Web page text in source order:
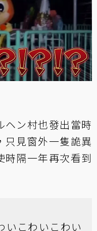
ヘン村也發出當時
只見窗外一隻詭異
時隔一年再次看到
いこわいこわい